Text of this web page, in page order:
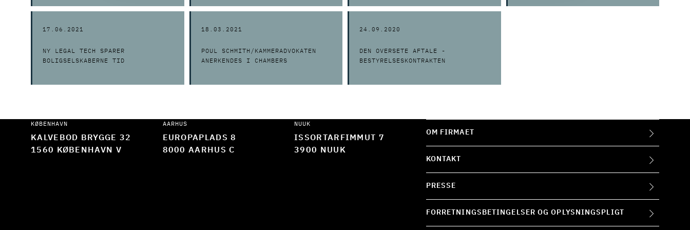
17.06.2021
NY LEGAL TECH SPARER
BOLIGSELSKABERNE TID
18.03.2021
POUL SCHMITH/KAMMERADVOKATEN
ANERKENDES I CHAMBERS
24.09.2020
DEN OVERSETE AFTALE -
BESTYRELSESKONTRAKTEN
KØBENHAVN
KALVEBOD BRYGGE 32
1560 KØBENHAVN V
AARHUS
EUROPAPLADS 8
8000 AARHUS C
NUUK
ISSORTARFIMMUT 7
3900 NUUK
OM FIRMAET
KONTAKT
PRESSE
FORRETNINGSBETINGELSER OG OPLYSNINGSPLIGT